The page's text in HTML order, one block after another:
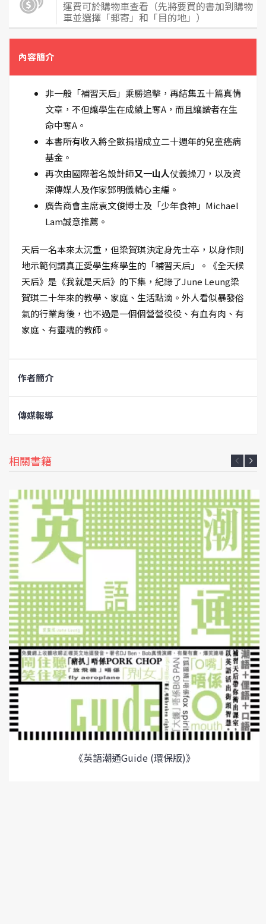
運費可於購物車查看（先將要買的書加到購物
車並選擇「郵寄」和「目的地」）
內容簡介
非一般「補習天后」乘勝追擊，再結集五十篇真情
文章，不但讓學生在成績上奪A，而且讓讀者在生
命中奪A。
本書所有收入將全數捐贈成立二十週年的兒童癌病
基金。
再次由國際著名設計師又一山人仗義操刀，以及資
深傳媒人及作家鄧明儀精心主編。
廣告商會主席袁文俊博士及「少年食神」Michael
Lam誠意推薦。
天后一名本來太沉重，但梁賀琪決定身先士卒，以身作則
地示範何謂真正愛學生疼學生的「補習天后」。《全天候
天后》是《我就是天后》的下集，紀錄了June Leung梁
賀琪二十年來的教學、家庭、生活點滴。外人看似暴發俗
氣的行業背後，也不過是一個個營營役役、有血有肉、有
家庭、有靈魂的教師。
作者簡介
傳媒報導
相關書籍
《英語潮通Guide (環保版)》